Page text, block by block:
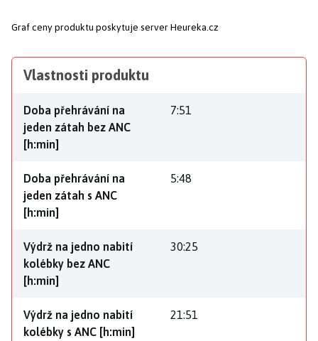
Graf ceny produktu poskytuje server Heureka.cz
Vlastnosti produktu
Doba přehrávání na
jeden zátah bez ANC
[h:min]
7:51
Doba přehrávání na
jeden zátah s ANC
[h:min]
5:48
Výdrž na jedno nabití
kolébky bez ANC
[h:min]
30:25
Výdrž na jedno nabití
kolébky s ANC [h:min]
21:51